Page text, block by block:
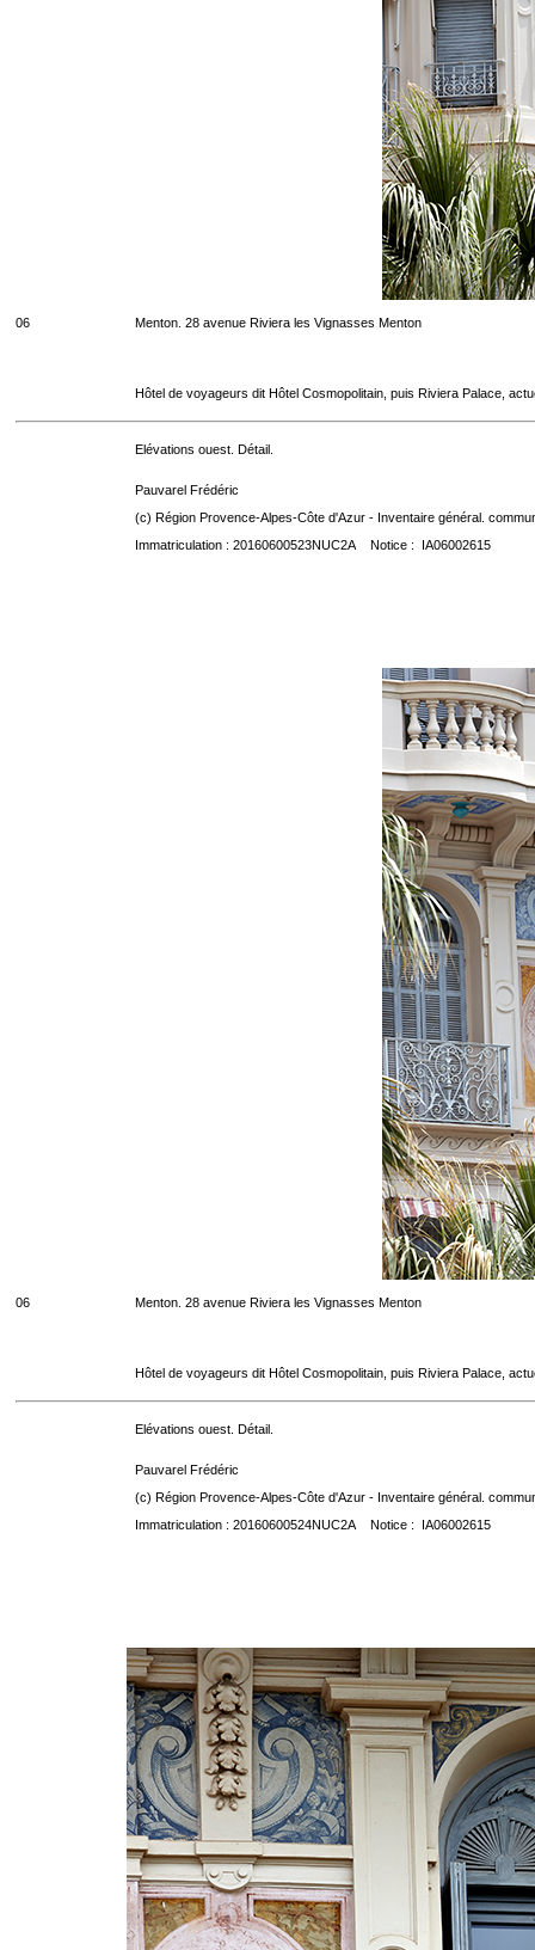
06 Menton. 28 avenue Riviera les Vignasses Menton
Hôtel de voyageurs dit Hôtel Cosmopolitain, puis Riviera Palace,
Elévations ouest. Détail.
Pauvarel Frédéric
(c) Région Provence-Alpes-Côte d'Azur - Inventaire général.
Immatriculation : 20160600523NUC2A Notice : IA06002615
06 Menton. 28 avenue Riviera les Vignasses Menton
Hôtel de voyageurs dit Hôtel Cosmopolitain, puis Riviera Palace,
Elévations ouest. Détail.
Pauvarel Frédéric
(c) Région Provence-Alpes-Côte d'Azur - Inventaire général.
Immatriculation : 20160600524NUC2A Notice : IA06002615